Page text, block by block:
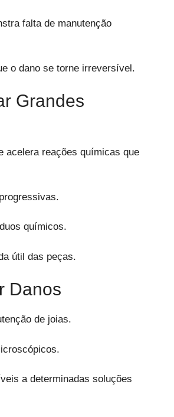
falta de manutenção
o dano se torne irreversível.
Grandes
acelera reações químicas que
químicos.
útil das peças.
Danos
de joias.
a determinadas soluções